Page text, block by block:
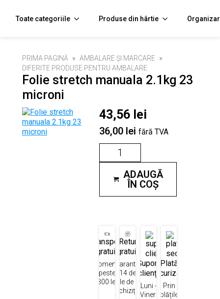
Toate categoriile Produse din hârtie
PRIMA PAGINĂ
AMBALARE ȘI MARCARE
DIFERITE PRODUSE PENTRU AMBALARE
Folie stretch manuala 2.1kg 23
microni
43,56 lei
36,00 leifără TVA
Cantitate
stretch
manuala
2.1kg
microni
ADAUGĂ
ÎN COȘ
Transport
gratuit
Comenzi
peste
300 lei
Retur
gratuit
Garantat
14 de
zile de la
achiziție
Suport
clienți
Luni -
Vineri
Plată
securizată
Prin
plățile